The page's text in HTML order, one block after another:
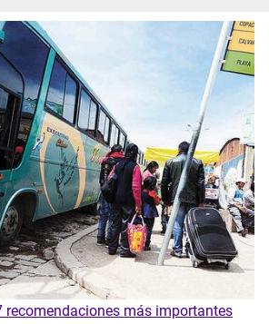
recomendaciones más importantes